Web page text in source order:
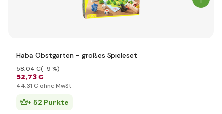
Haba Obstgarten - großes Spieleset
52,73 €
58,04 €(-9 %)
44,31 € ohne MwSt
+ 52 Punkte